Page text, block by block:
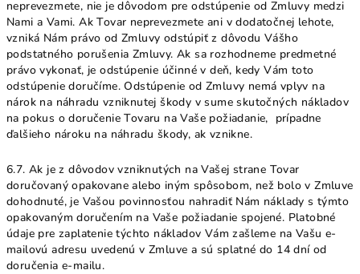
neprevezmete, nie je dôvodom pre odstúpenie od Zmluvy medzi
Nami a Vami. Ak Tovar neprevezmete ani v dodatočnej lehote,
vzniká Nám právo od Zmluvy odstúpiť z dôvodu Vášho
podstatného porušenia Zmluvy. Ak sa rozhodneme predmetné
právo vykonať, je odstúpenie účinné v deň, kedy Vám toto
odstúpenie doručíme. Odstúpenie od Zmluvy nemá vplyv na
nárok na náhradu vzniknutej škody v sume skutočných nákladov
na pokus o doručenie Tovaru na Vaše požiadanie, prípadne
ďalšieho nároku na náhradu škody, ak vznikne.
6.7. Ak je z dôvodov vzniknutých na Vašej strane Tovar
doručovaný opakovane alebo iným spôsobom, než bolo v Zmluve
dohodnuté, je Vašou povinnosťou nahradiť Nám náklady s týmto
opakovaným doručením na Vaše požiadanie spojené. Platobné
údaje pre zaplatenie týchto nákladov Vám zašleme na Vašu e-
mailovú adresu uvedenú v Zmluve a sú splatné do 14 dní od
doručenia e-mailu.